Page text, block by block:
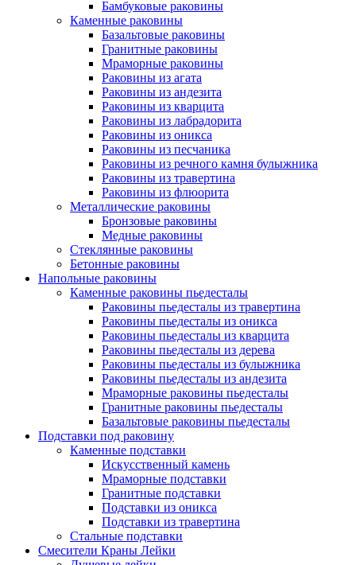
Бамбуковые раковины
Каменные раковины
Базальтовые раковины
Гранитные раковины
Мраморные раковины
Раковины из агата
Раковины из андезита
Раковины из кварцита
Раковины из лабрадорита
Раковины из оникса
Раковины из песчаника
Раковины из речного камня булыжника
Раковины из травертина
Раковины из флюорита
Металлические раковины
Бронзовые раковины
Медные раковины
Стеклянные раковины
Бетонные раковины
Напольные раковины
Каменные раковины пьедесталы
Раковины пьедесталы из травертина
Раковины пьедесталы из оникса
Раковины пьедесталы из кварцита
Раковины пьедесталы из дерева
Раковины пьедесталы из булыжника
Раковины пьедесталы из андезита
Мраморные раковины пьедесталы
Гранитные раковины пьедесталы
Базальтовые раковины пьедесталы
Подставки под раковину
Каменные подставки
Искусственный камень
Мраморные подставки
Гранитные подставки
Подставки из оникса
Подставки из травертина
Стальные подставки
Смесители Краны Лейки